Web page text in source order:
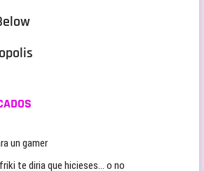
un gamer
te diria que hicieses… o no